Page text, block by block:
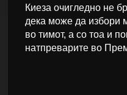
Киеза очигледно не
дека може да избори
во тимот, а со тоа и
натпреварите во